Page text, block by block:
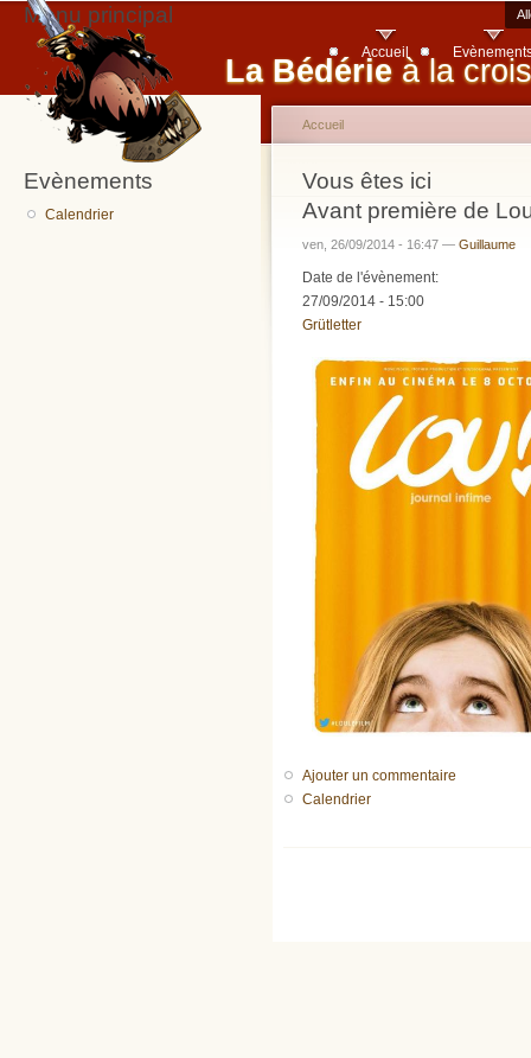
La Bédérie à la
Menu principal
Accueil
Evènements
Calendrier
Vous êtes ici
Accueil
Avant première de
ven, 26/09/2014 - 16:47 — Guillaume
Date de l'évènement:
27/09/2014 - 15:00
Grütletter
Ajouter un commentaire
Calendrier